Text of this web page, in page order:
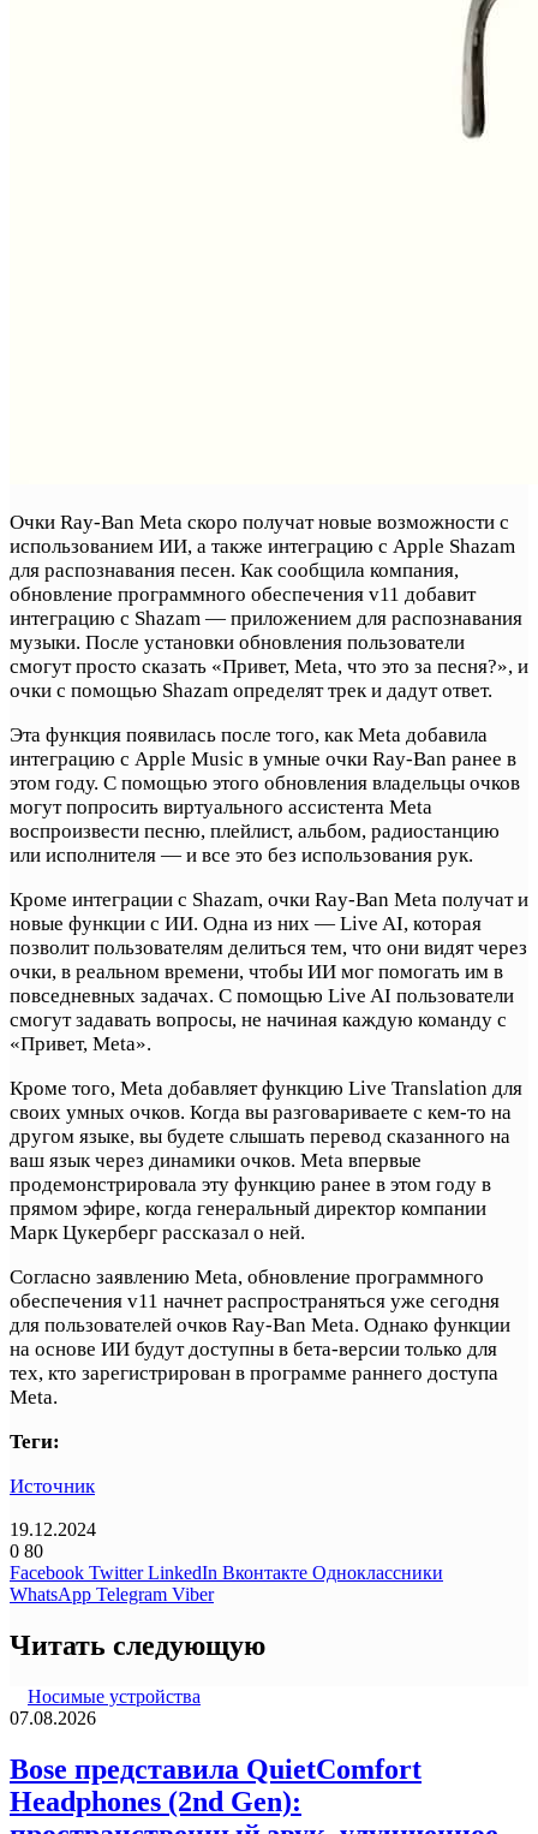
Очки Ray-Ban Meta скоро получат новые возможности с
использованием ИИ, а также интеграцию с Apple Shazam
для распознавания песен. Как сообщила компания,
обновление программного обеспечения v11 добавит
интеграцию с Shazam — приложением для распознавания
музыки. После установки обновления пользователи
смогут просто сказать «Привет, Meta, что это за песня?», и
очки с помощью Shazam определят трек и дадут ответ.
Эта функция появилась после того, как Meta добавила
интеграцию с Apple Music в умные очки Ray-Ban ранее в
этом году. С помощью этого обновления владельцы очков
могут попросить виртуального ассистента Meta
воспроизвести песню, плейлист, альбом, радиостанцию
или исполнителя — и все это без использования рук.
Кроме интеграции с Shazam, очки Ray-Ban Meta получат и
новые функции с ИИ. Одна из них — Live AI, которая
позволит пользователям делиться тем, что они видят через
очки, в реальном времени, чтобы ИИ мог помогать им в
повседневных задачах. С помощью Live AI пользователи
смогут задавать вопросы, не начиная каждую команду с
«Привет, Meta».
Кроме того, Meta добавляет функцию Live Translation для
своих умных очков. Когда вы разговариваете с кем-то на
другом языке, вы будете слышать перевод сказанного на
ваш язык через динамики очков. Meta впервые
продемонстрировала эту функцию ранее в этом году в
прямом эфире, когда генеральный директор компании
Марк Цукерберг рассказал о ней.
Согласно заявлению Meta, обновление программного
обеспечения v11 начнет распространяться уже сегодня
для пользователей очков Ray-Ban Meta. Однако функции
на основе ИИ будут доступны в бета-версии только для
тех, кто зарегистрирован в программе раннего доступа
Meta.
Теги:
Источник
19.12.2024
0 80
Facebook Twitter LinkedIn Вконтакте Одноклассники
WhatsApp Telegram Viber
Читать следующую
Носимые устройства
07.08.2026
Bose представила QuietComfort
Headphones (2nd Gen):